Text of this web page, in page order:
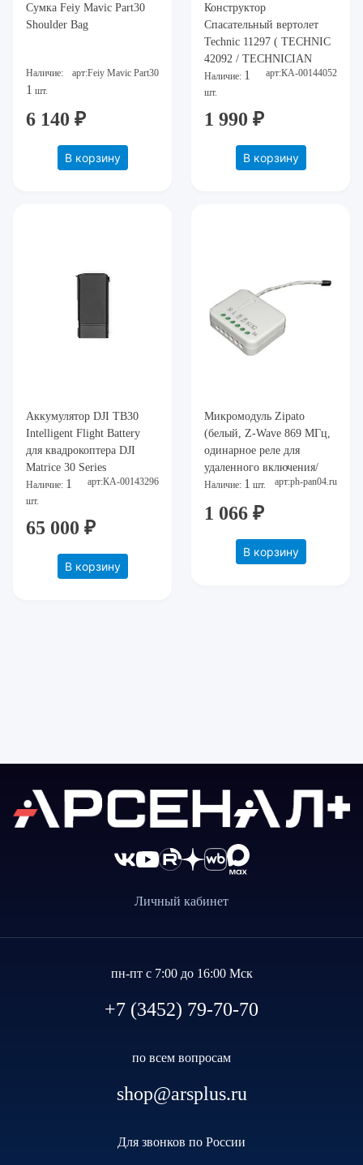
Сумка Feiy Mavic Part30
Shoulder Bag
Наличие:
1 шт.
арт:Feiy Mavic Part30
6 140 ₽
В корзину
Конструктор
Спасательный вертолет
Technic 11297 ( TECHNIC
42092 / TECHNICIAN
22095 )
Наличие: 1
шт.
арт:КА-00144052
1 990 ₽
В корзину
Аккумулятор DJI TB30
Intelligent Flight Battery
для квадрокоптера DJI
Matrice 30 Series
Наличие: 1
шт.
арт:КА-00143296
65 000 ₽
В корзину
Микромодуль Zipato
(белый, Z-Wave 869 МГц,
одинарное реле для
удаленного включения/
выключения, измерение до
pan04.ru ]
Наличие: 1 шт. арт:ph-pan04.ru
1 066 ₽
В корзину
Личный кабинет
пн-пт с 7:00 до 16:00 Мск
+7 (3452) 79-70-70
по всем вопросам
shop@arsplus.ru
Для звонков по России